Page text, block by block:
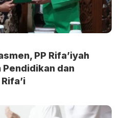
PP Rifa’iyah
Pendidikan dan